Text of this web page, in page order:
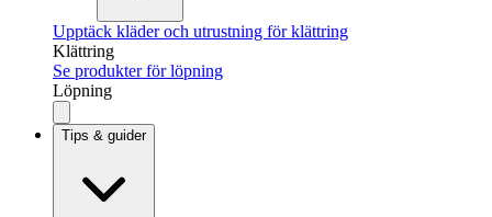
Upptäck kläder och utrustning för klättring
Klättring
Se produkter för löpning
Löpning
Tips & guider